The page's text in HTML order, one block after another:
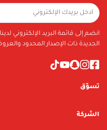
تسوّق
الشركة
انضم إلى قائمة البريد الإلكتروني
الجديدة ذات الإصدار المحدود